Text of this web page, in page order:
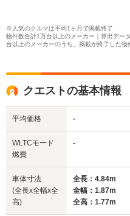
※人気のクルマは平均1ヶ月で掲載終了
物件数合計1万台以上のメーカー｜算出デー
台以上のメーカーのうち、掲載が終了した
クエストの基本情報
平均価格 -
WLTCモード
燃費
-
車体寸法
(全長x全幅x全
高)
全長：4.84m
全幅：1.87m
全高：1.77m